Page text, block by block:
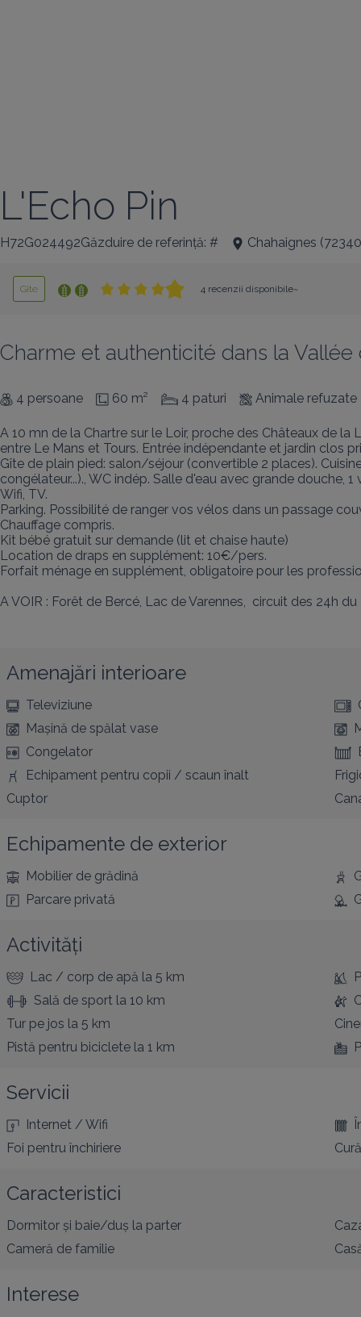
L'Echo Pin
H72G024492Găzduire de referință: # Chahaignes (72340
Gîte 4 recenzii disponibile~
Charme et authenticité dans la
4 persoane 60 m² 4 paturi Animale refuzate
A 10 mn de la Chartre sur le Loir, proche des Châteaux de
entre Le Mans et Tours. Entrée indépendante et jardin clos
Gîte de plain pied: salon/séjour (convertible 2 places).
congélateur...)., WC indép. Salle d'eau avec grande douche,
Wifi, TV.
Parking. Possibilité de ranger vos vélos dans un passage
Chauffage compris.
Kit bébé gratuit sur demande (lit et chaise haute)
Location de draps en supplément: 10€/pers.
Forfait ménage en supplément, obligatoire pour les
A VOIR : Forêt de Bercé, Lac de Varennes,  circuit des 24h
Amenajări interioare
Televiziune
Mașină de spălat vase
Congelator
Echipament pentru copii / scaun înalt
Cuptor
Echipamente de exterior
Mobilier de grădină
Parcare privată
Activități
Lac / corp de apă la 5 km
Sală de sport la 10 km
Tur pe jos la 5 km
Pistă pentru biciclete la 1 km
Servicii
Internet / Wifi
Foi pentru închiriere
Caracteristici
Dormitor și baie/duș la parter
Cameră de familie
Interese